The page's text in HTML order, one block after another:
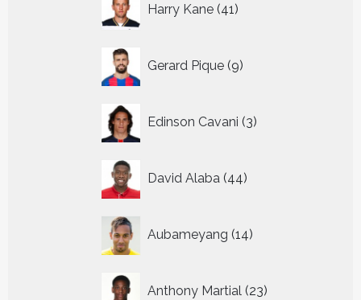
Harry Kane 41
producten
Gerard Pique 9
producten
Edinson Cavani 3
producten
David Alaba 44
producten
Aubameyang 14
producten
Anthony Martial 23